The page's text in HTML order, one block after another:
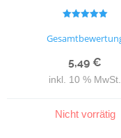
5.00
von 5
5,49€
inkl. 10 % MwSt.
Nicht vorrätig